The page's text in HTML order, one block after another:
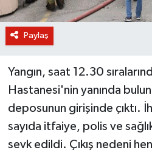
Paylaş
Yangın, saat 12.30
Hastanesi'nin yanında
deposunun girişinde çıktı.
sayıda itfaiye, polis ve
sevk edildi. Çıkış nedeni